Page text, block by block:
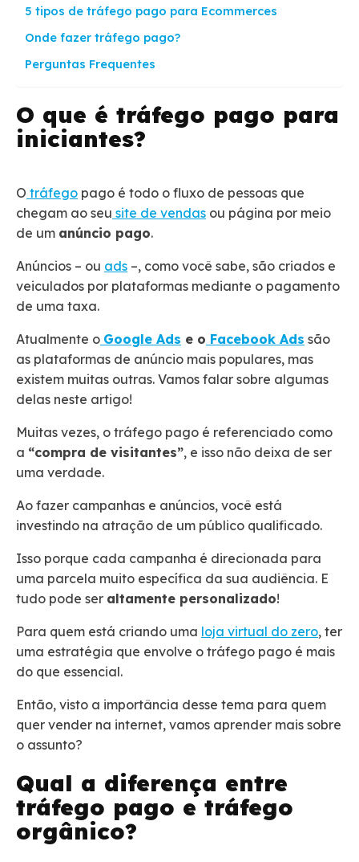
5 tipos de tráfego pago para Ecommerces
Onde fazer tráfego pago?
Perguntas Frequentes
O que é tráfego pago para
iniciantes?
O tráfego pago é todo o fluxo de pessoas que
chegam ao seu site de vendas ou página por meio
de um anúncio pago.
Anúncios – ou ads –, como você sabe, são criados e
veiculados por plataformas mediante o pagamento
de uma taxa.
Atualmente o Google Ads e o Facebook Ads são
as plataformas de anúncio mais populares, mas
existem muitas outras. Vamos falar sobre algumas
delas neste artigo!
Muitas vezes, o tráfego pago é referenciado como
a “compra de visitantes”, e isso não deixa de ser
uma verdade.
Ao fazer campanhas e anúncios, você está
investindo na atração de um público qualificado.
Isso porque cada campanha é direcionada para
uma parcela muito específica da sua audiência. E
tudo pode ser altamente personalizado!
Para quem está criando uma loja virtual do zero, ter
uma estratégia que envolve o tráfego pago é mais
do que essencial.
Então, visto a importância desse tema para quem
quer vender na internet, vamos aprender mais sobre
o assunto?
Qual a diferença entre
tráfego pago e tráfego
orgânico?